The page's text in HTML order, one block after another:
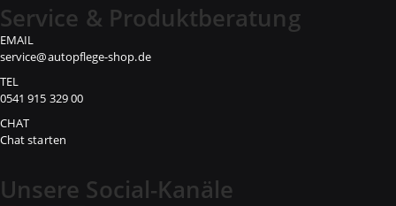
Service & Produktberatung
EMAIL
service@autopflege-shop.de
TEL
0541 915 329 00
CHAT
Chat starten
Unsere Social-Kanäle